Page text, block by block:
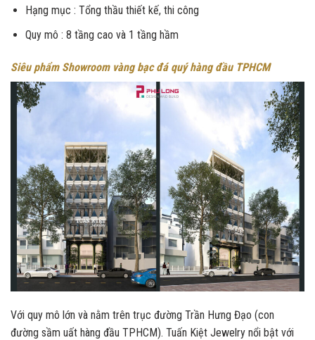
Hạng mục : Tổng thầu thiết kế, thi công
Quy mô : 8 tầng cao và 1 tầng hầm
Siêu phẩm Showroom vàng bạc đá quý hàng đầu TPHCM
Với quy mô lớn và nằm trên trục đường Trần Hưng Đạo (con
đường sầm uất hàng đầu TPHCM). Tuấn Kiệt Jewelry nổi bật với